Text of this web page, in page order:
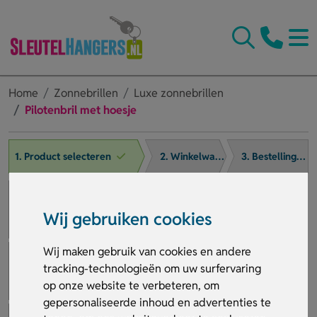
Wij gebruiken cookies
Wij maken gebruik van cookies en andere
tracking-technologieën om uw surfervaring
op onze website te verbeteren, om
gepersonaliseerde inhoud en advertenties te
Home Zonnebrillen
Luxe zonnebrillen
Pilotenbril met hoesje
1. Product selecteren 2. Winkelwagen 3. Bestelling afronden